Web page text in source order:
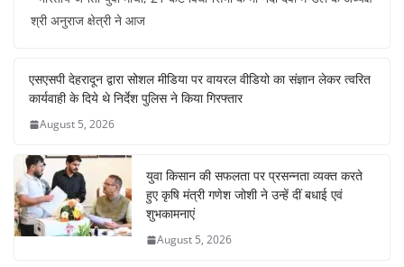
c
e
b
o
o
k
at
A
p
er
st
k
dI
n
e
a
ar
श्री अनुराज क्षेत्री ने आज
एसएसपी देहरादून द्वारा सोशल मीडिया पर वायरल वीडियो का संज्ञान लेकर त्वरित
कार्यवाही के दिये थे निर्देश पुलिस ने किया गिरफ्तार
August 5, 2026
युवा किसान की सफलता पर प्रसन्नता व्यक्त करते
हुए कृषि मंत्री गणेश जोशी ने उन्हें दीं बधाई एवं
शुभकामनाएं
August 5, 2026